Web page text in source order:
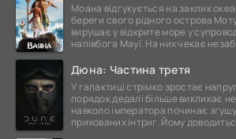
Моана відгукується на заклик
береги свого рідного острова
вирушає у відкрите море у
напівбога Мауї. На них чекає
Дюна: Частина третя
У галактиці стрімко зростає
порядок дедалі більше викликає
навколо імператора починає
прихованих інтриг. Йому